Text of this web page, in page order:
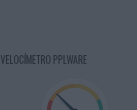
VELOCÍMETRO PPLWARE